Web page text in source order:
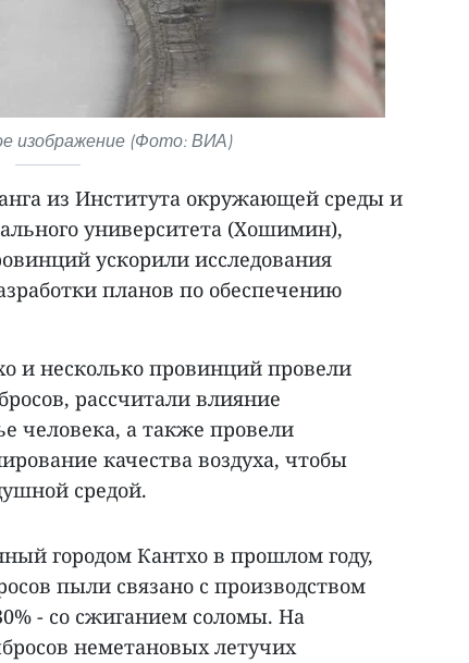
изображение (Фото: ВИА)
из Института окружающей среды и
университета (Хошимин),
ускорили исследования
планов по обеспечению
и несколько провинций провели
рассчитали влияние
человека, а также провели
качества воздуха, чтобы
средой.
городом Кантхо в прошлом году,
пыли связано с производством
- со сжиганием соломы. На
неметановых летучих